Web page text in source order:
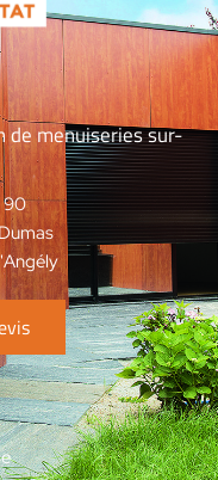
de menuiseries sur-
90‬